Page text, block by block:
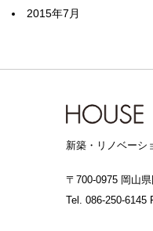
2015年7月
新築・リノベーシ
〒700-0975 岡山
Tel. 086-250-6145